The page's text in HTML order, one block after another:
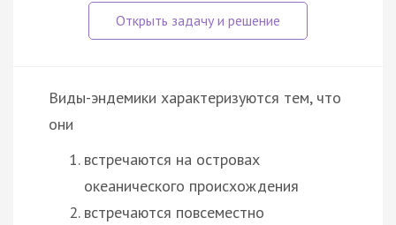
Виды-эндемики характеризуются тем, что
они
встречаются на островах
океанического происхождения
встречаются повсеместно